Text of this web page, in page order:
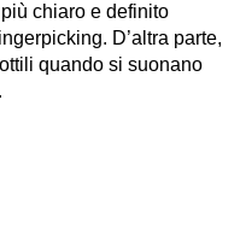
chiaro e definito
D’altra parte,
quando si suonano